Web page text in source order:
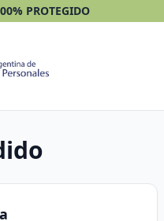
PROTEGIDO